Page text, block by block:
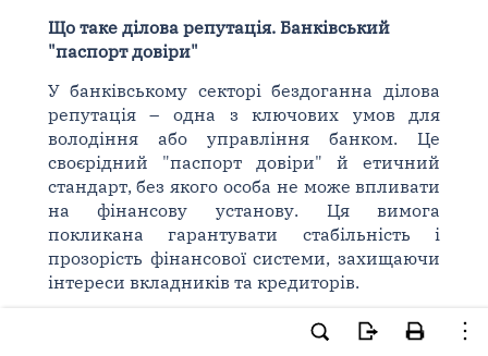
Що таке ділова репутація. Банківський
"паспорт довіри"
У банківському секторі бездоганна ділова
репутація – одна з ключових умов для
володіння або управління банком. Це
своєрідний "паспорт довіри" й етичний
стандарт, без якого особа не може впливати
на фінансову установу. Ця вимога
покликана гарантувати стабільність і
прозорість фінансової системи, захищаючи
інтереси вкладників та кредиторів.
Закон України "Про банки і банківську
вимагає від власників істотної